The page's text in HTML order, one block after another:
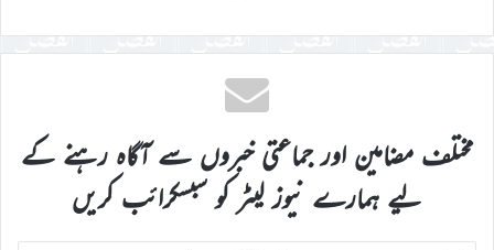
مختلف مضامین اور جماعتی خبروں سے آگاہ رہنے کے
لیے ہمارے نیوز لیٹر کو سبسکرائب کریں